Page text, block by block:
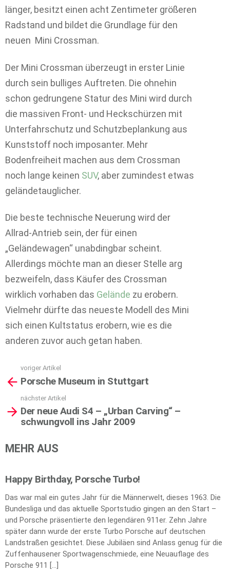
länger, besitzt einen acht Zentimeter größeren
Radstand und bildet die Grundlage für den
neuen Mini Crossman.
Der Mini Crossman überzeugt in erster Linie
durch sein bulliges Auftreten. Die ohnehin
schon gedrungene Statur des Mini wird durch
die massiven Front- und Heckschürzen mit
Unterfahrschutz und Schutzbeplankung aus
Kunststoff noch imposanter. Mehr
Bodenfreiheit machen aus dem Crossman
noch lange keinen SUV, aber zumindest etwas
geländetauglicher.
Die beste technische Neuerung wird der
Allrad-Antrieb sein, der für einen
„Geländewagen“ unabdingbar scheint.
Allerdings möchte man an dieser Stelle arg
bezweifeln, dass Käufer des Crossman
wirklich vorhaben das Gelände zu erobern.
Vielmehr dürfte das neueste Modell des Mini
sich einen Kultstatus erobern, wie es die
anderen zuvor auch getan haben.
more
voriger Artikel
Porsche Museum in Stuttgart
nächster Artikel
Der neue Audi S4 – „Urban Carving“ –
schwungvoll ins Jahr 2009
MEHR AUS
Happy Birthday, Porsche Turbo!
Das war mal ein gutes Jahr für die Männerwelt, dieses 1963. Die
Bundesliga und das aktuelle Sportstudio gingen an den Start –
und Porsche präsentierte den legendären 911er. Zehn Jahre
später dann wurde der erste Turbo Porsche auf deutschen
Landstraßen gesichtet. Diese Jubiläen sind Anlass genug für die
Zuffenhausener Sportwagenschmiede, eine Neuauflage des
Porsche 911 […]